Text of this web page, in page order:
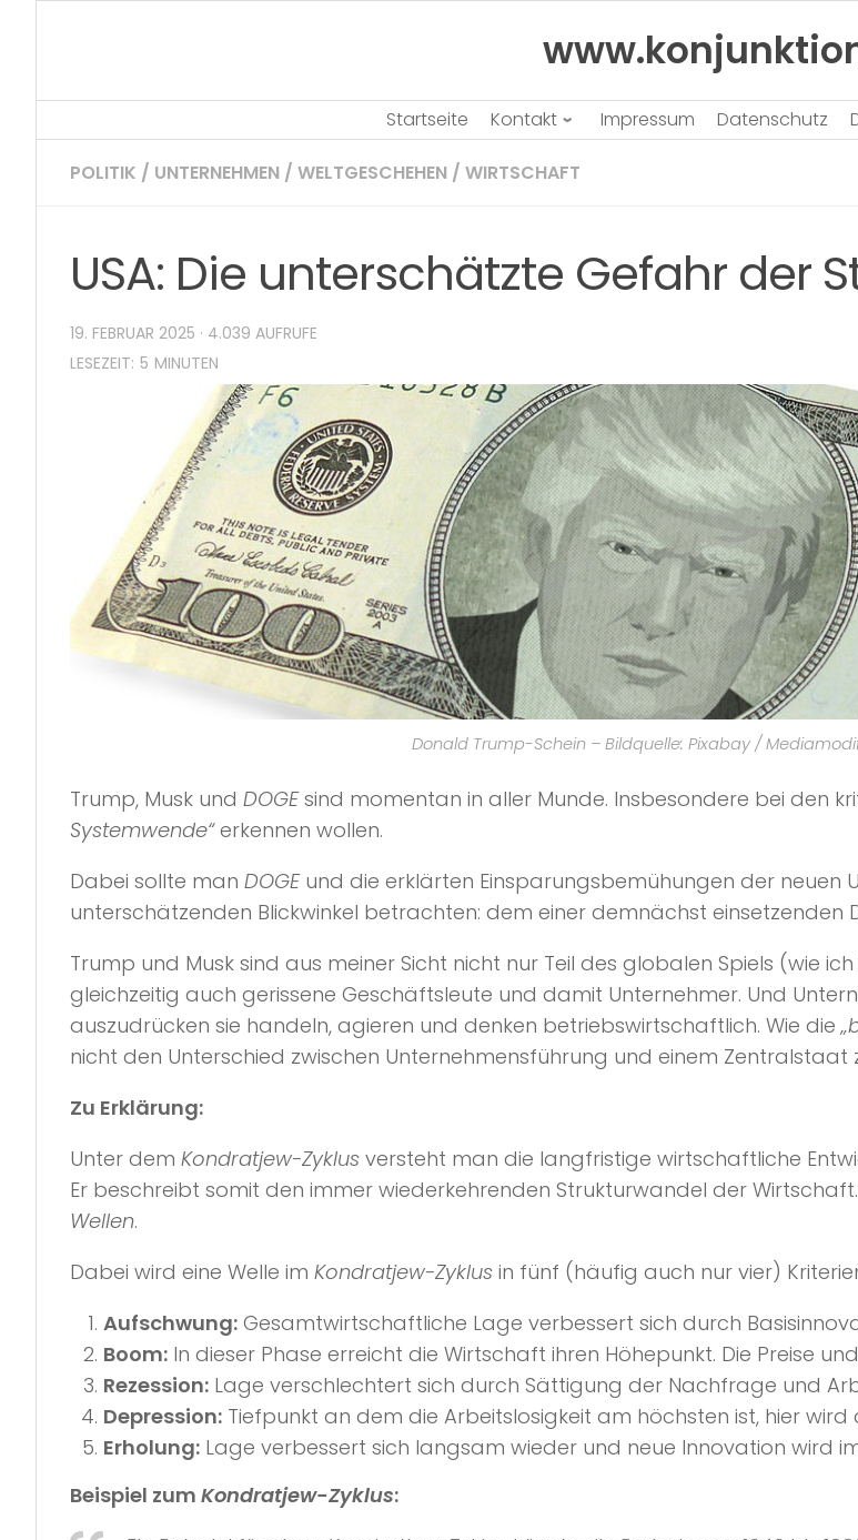
Startseite Kontakt Impressum Datenschutz
POLITIK / UNTERNEHMEN / WELTGESCHEHEN / WIRTSCHAFT
USA: Die unterschätzte Gefahr der
19. FEBRUAR 2025 · 4.039 AUFRUFE
Donald Trump-Schein – Bildquelle: Pixabay /
Trump, Musk und DOGEsind momentan in aller Munde. Insbesondere bei den
Systemwende“erkennen wollen.
Dabei sollte man DOGEund die erklärten Einsparungsbemühungen der neuen
unterschätzenden Blickwinkel betrachten: dem einer demnächst einsetzenden
Trump und Musk sind aus meiner Sicht nicht nur Teil des globalen Spiels (wie
gleichzeitig auch gerissene Geschäftsleute und damit Unternehmer. Und
auszudrücken sie handeln, agieren und denken betriebswirtschaftlich. Wie die
nicht den Unterschied zwischen Unternehmensführung und einem Zentralstaat
Zu Erklärung:
Unter dem Kondratjew-Zyklus versteht man die langfristige wirtschaftliche
Er beschreibt somit den immer wiederkehrenden Strukturwandel der
Wellen.
Dabei wird eine Welle im Kondratjew-Zyklus in fünf (häufig auch nur vier)
Aufschwung: Gesamtwirtschaftliche Lage verbessert sich durch
Boom: In dieser Phase erreicht die Wirtschaft ihren Höhepunkt. Die Preise
Rezession: Lage verschlechtert sich durch Sättigung der Nachfrage und
Depression: Tiefpunkt an dem die Arbeitslosigkeit am höchsten ist, hier
Erholung: Lage verbessert sich langsam wieder und neue Innovation wird
Beispiel zum Kondratjew-Zyklus: